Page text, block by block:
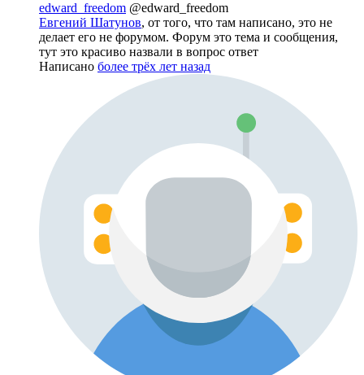
edward_freedom @edward_freedom
Евгений Шатунов, от того, что там написано, это не
делает его не форумом. Форум это тема и сообщения,
тут это красиво назвали в вопрос ответ
Написано более трёх лет назад